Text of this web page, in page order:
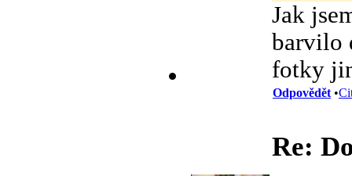
Jak
barvilo
fotky
Odpovědět •
Re: